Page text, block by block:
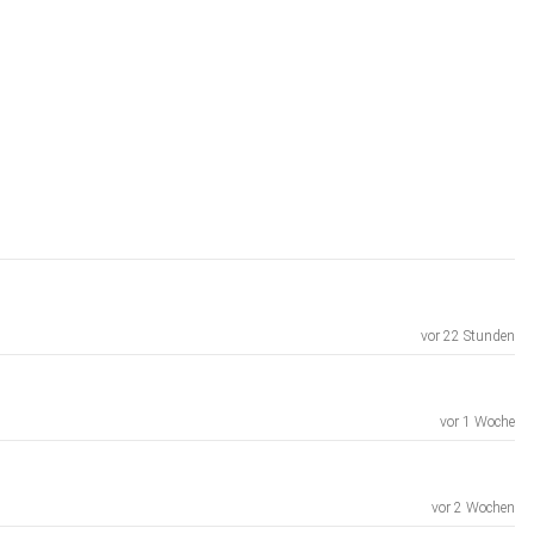
vor 22 Stunden
vor 1 Woche
vor 2 Wochen